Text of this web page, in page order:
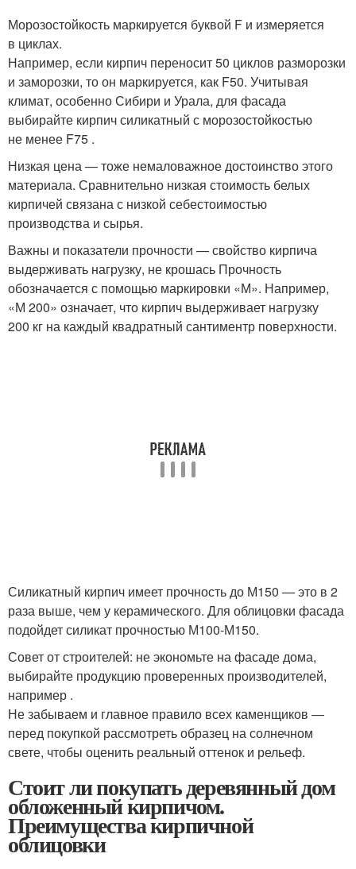
Морозостойкость маркируется буквой F и измеряется
в циклах.
Например, если кирпич переносит 50 циклов разморозки
и заморозки, то он маркируется, как F50. Учитывая
климат, особенно Сибири и Урала, для фасада
выбирайте кирпич силикатный с морозостойкостью
не менее F75 .
Низкая цена — тоже немаловажное достоинство этого
материала. Сравнительно низкая стоимость белых
кирпичей связана с низкой себестоимостью
производства и сырья.
Важны и показатели прочности — свойство кирпича
выдерживать нагрузку, не крошась Прочность
обозначается с помощью маркировки «М». Например,
«М 200» означает, что кирпич выдерживает нагрузку
200 кг на каждый квадратный сантиментр поверхности.
Силикатный кирпич имеет прочность до М150 — это в 2
раза выше, чем у керамического. Для облицовки фасада
подойдет силикат прочностью М100-М150.
Совет от строителей: не экономьте на фасаде дома,
выбирайте продукцию проверенных производителей,
например .
Не забываем и главное правило всех каменщиков —
перед покупкой рассмотреть образец на солнечном
свете, чтобы оценить реальный оттенок и рельеф.
Стоит ли покупать деревянный дом
обложенный кирпичом.
Преимущества кирпичной
облицовки